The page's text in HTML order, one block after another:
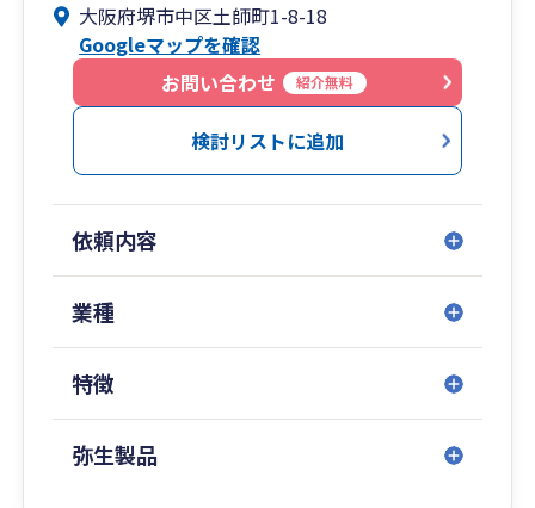
ります。
記帳・決算申告だけでなく、会社設立、法人化、
資金繰り、融資相談、クラウド会計導入まで幅広
く対応いたします。
お客様一人ひとりの状況に合わせた提案を行い、
長期的なパートナーとして事業の成長をサポート
大阪府堺市中区土師町1-8-18
Googleマップを確認
お問い合わせ
紹介無料
検討リストに追加
依頼内容
業種
特徴
弥生製品